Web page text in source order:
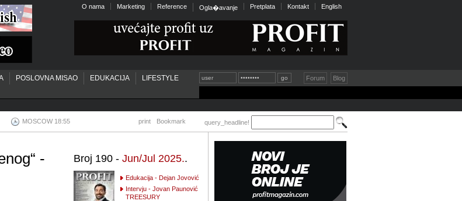
POSLOVNA MISAO EDUKACIJA
LIFESTYLE
O nama Marketing Reference Ogla�avanje Pretplata Kontakt English
Blog
Forum
MOSCOW 18:55 print Bookmark query_headline!
-
Broj 190 - Jun/Jul 2025..
Edukacija - Dejan Jovović
Intervju - Jovan Paunović
TREESURY